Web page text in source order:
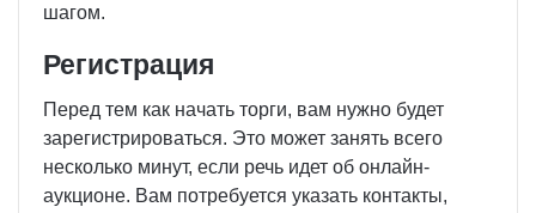
шагом.
Регистрация
Перед тем как начать торги, вам нужно будет
зарегистрироваться. Это может занять всего
несколько минут, если речь идет об онлайн-
аукционе. Вам потребуется указать контакты,